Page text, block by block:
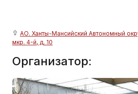
АО. Ханты-Мансийский Автономный
мкр. 4-й, д. 10
Организатор: